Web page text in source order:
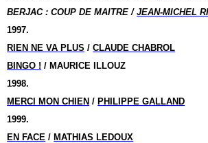
BERJAC : COUP DE MAITRE /JEAN-MICHEL
1997.
RIEN NE VA PLUS /CLAUDE CHABROL
BINGO ! / MAURICE ILLOUZ
1998.
MERCI MON CHIEN / PHILIPPE GALLAND
1999.
EN FACE / MATHIAS LEDOUX